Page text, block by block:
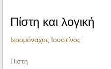
Πίστη και λογική
Ιερομόναχος Ιουστίνος
Πίστη